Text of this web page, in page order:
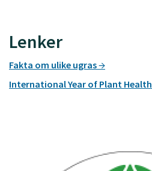
Lenker
Fakta om ulike ugras
International Year of Plant Health